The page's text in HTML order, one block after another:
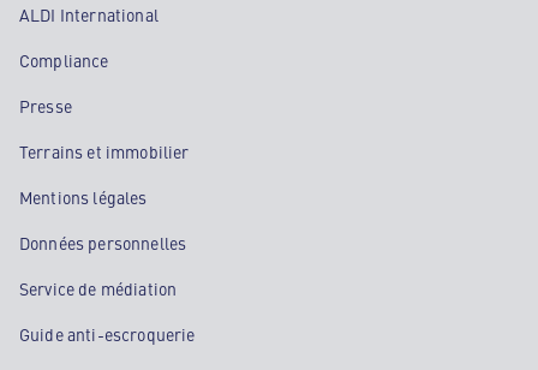
ALDI International
Compliance
Presse
Terrains et immobilier
Mentions légales
Données personnelles
Service de médiation
Guide anti-escroquerie